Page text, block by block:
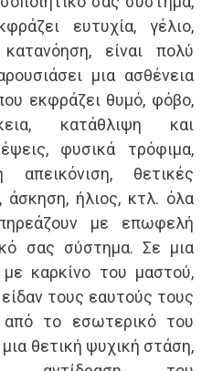
ευτυχία, γέλιο,
είναι πολύ
μια ασθένεια
εκφράζει θυμό, φόβο,
κατάθλιψη και
φυσικά τρόφιμα,
απεικόνιση, θετικές
άσκηση, ήλιος, κτλ. όλα
με επωφελή
σας σύστημα. Σε μια
καρκίνο του μαστού,
τους εαυτούς τους
το εσωτερικό του
θετική ψυχική στάση,